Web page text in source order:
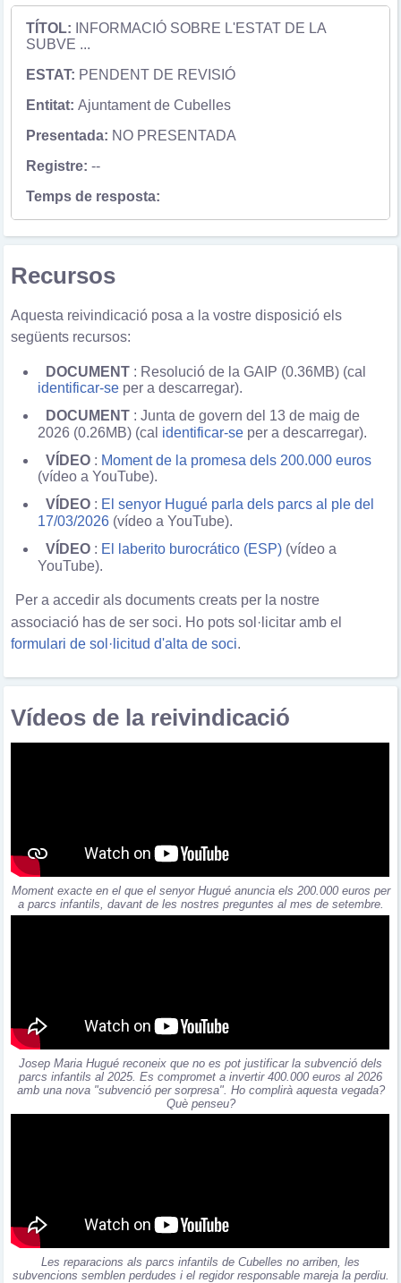
INFORMACIÓ SOBRE L'ESTAT DE LA
SUBVE ...
PENDENT DE REVISIÓ
Ajuntament de Cubelles
NO PRESENTADA
--
Recursos
Aquesta reivindicació posa a la vostre disposició els
següents recursos:
DOCUMENT : Resolució de la GAIP (0.36MB) (cal
identificar-se per a descarregar).
DOCUMENT : Junta de govern del 13 de maig de
2026 (0.26MB) (cal identificar-se per a descarregar).
VÍDEO : Moment de la promesa dels 200.000 euros
(vídeo a YouTube).
VÍDEO : El senyor Hugué parla dels parcs al ple del
17/03/2026 (vídeo a YouTube).
VÍDEO : El laberito burocrático (ESP) (vídeo a
YouTube).
Per a accedir als documents creats per la nostre
associació has de ser soci. Ho pots sol·licitar amb el
formulari de sol·licitud d'alta de soci.
Vídeos de la reivindicació
Moment exacte en el que el senyor Hugué anuncia els 200.000 euros per
a parcs infantils, davant de les nostres preguntes al mes de setembre.
Josep Maria Hugué reconeix que no es pot justificar la subvenció dels
parcs infantils al 2025. Es compromet a invertir 400.000 euros al 2026
amb una nova "subvenció per sorpresa". Ho complirà aquesta vegada?
Què penseu?
Les reparacions als parcs infantils de Cubelles no arriben, les
subvencions semblen perdudes i el regidor responsable mareja la perdiu.